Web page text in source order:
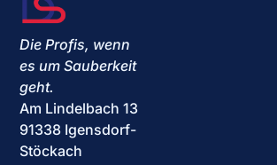
Die Profis, wenn
es um Sauberkeit
geht.
Am Lindelbach 13
91338 Igensdorf-
Stöckach